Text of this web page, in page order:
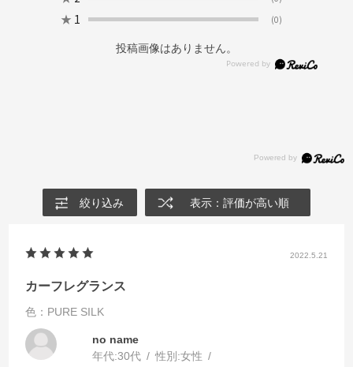
★ 1 (0)
投稿画像はありません。
絞り込み 表示：評価が高い順
2022.5.21
カーフレグランス
色：PURE SILK
no name
年代:30代 性別:女性